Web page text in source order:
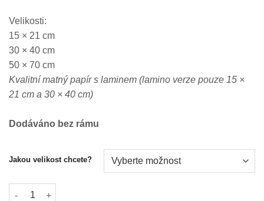
Velikosti:
15 × 21 cm
30 × 40 cm
50 × 70 cm
Kvalitní matný papír s laminem (lamino verze pouze 15 ×
21 cm a 30 × 40 cm)
Dodáváno bez rámu
Jakou velikost chcete?
Plakát (obraz) Tvůj život není projekt cizích očekávání množství